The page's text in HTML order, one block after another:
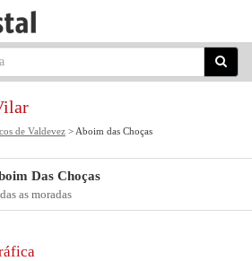
de Valdevez > Aboim das Choças
Das Choças
as moradas